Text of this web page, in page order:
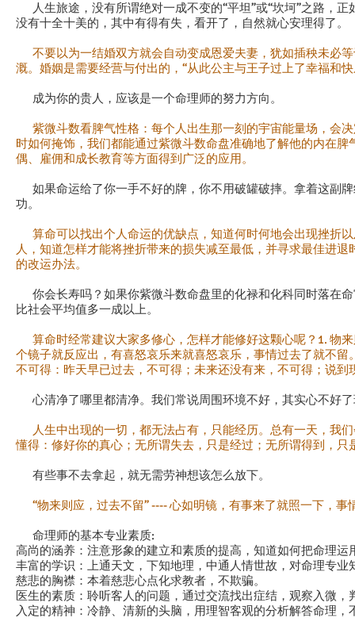
人生旅途，没有所谓绝对一成不变的“平坦”或“坎坷”之路，
没有十全十美的，其中有得有失，看开了，自然就心安理得了。
不要以为一结婚双方就会自动变成恩爱夫妻，犹如插秧未必
溉。婚姻是需要经营与付出的，“从此公主与王子过上了幸福和
成为你的贵人，应该是一个命理师的努力方向。
紫微斗数看脾气性格：每个人出生那一刻的宇宙能量场，会
时如何掩饰，我们都能通过紫微斗数命盘准确地了解他的内在
偶、雇佣和成长教育等方面得到广泛的应用。
如果命运给了你一手不好的牌，你不用破罐破摔。拿着这副
功。
算命可以找出个人命运的优缺点，知道何时何地会出现挫折
人，知道怎样才能将挫折带来的损失减至最低，并寻求最佳进
的改运办法。
你会长寿吗？如果你紫微斗数命盘里的化禄和化科同时落在
比社会平均值多一成以上。
算命时经常建议大家多修心，怎样才能修好这颗心呢？1. 物
个镜子就反应出，有喜怒哀乐来就喜怒哀乐，事情过去了就不
不可得：昨天早已过去，不可得；未来还没有来，不可得；说
心清净了哪里都清净。我们常说周围环境不好，其实心不好
人生中出现的一切，都无法占有，只能经历。总有一天，我
懂得：修好你的真心；无所谓失去，只是经过；无所谓得到，只
有些事不去拿起，就无需劳神想该怎么放下。
“物来则应，过去不留” ---- 心如明镜，有事来了就照一下，事
命理师的基本专业素质:
高尚的涵养：注意形象的建立和素质的提高，知道如何把命理运
丰富的学识：上通天文，下知地理，中通人情世故，对命理专
慈悲的胸襟：本着慈悲心点化求教者，不欺骗。
医生的素质：聆听客人的问题，通过交流找出症结，观察入微，
入定的精神：冷静、清新的头脑，用理智客观的分析解答命理，